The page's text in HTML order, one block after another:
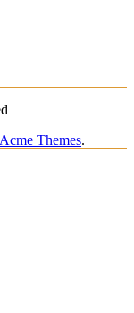
Acme Themes.